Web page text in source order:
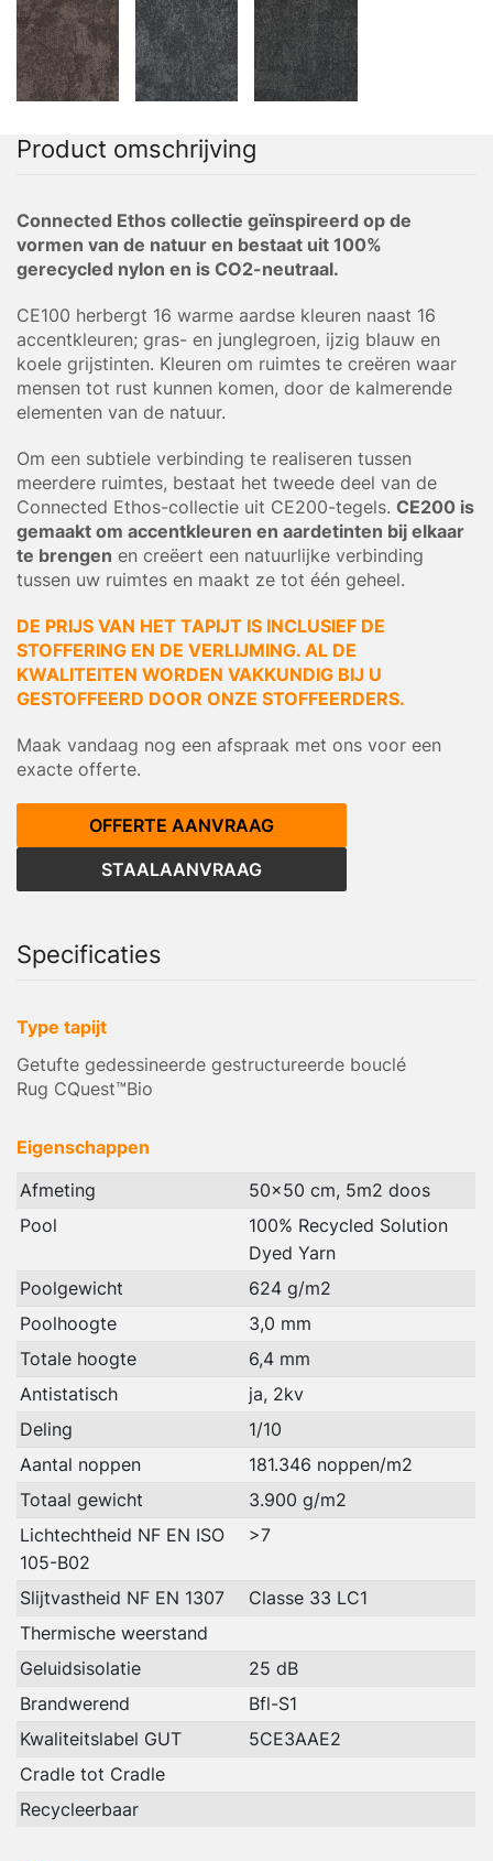
Product omschrijving
Connected Ethos collectie geïnspireerd op de
vormen van de natuur en bestaat uit 100%
gerecycled nylon en is CO2-neutraal.
CE100 herbergt 16 warme aardse kleuren naast 16
accentkleuren; gras- en junglegroen, ijzig blauw en
koele grijstinten. Kleuren om ruimtes te creëren waar
mensen tot rust kunnen komen, door de kalmerende
elementen van de natuur.
Om een subtiele verbinding te realiseren tussen
meerdere ruimtes, bestaat het tweede deel van de
Connected Ethos-collectie uit CE200-tegels. CE200 is
gemaakt om accentkleuren en aardetinten bij elkaar
te brengen en creëert een natuurlijke verbinding
tussen uw ruimtes en maakt ze tot één geheel.
DE PRIJS VAN HET TAPIJT IS INCLUSIEF DE
STOFFERING EN DE VERLIJMING. AL DE
KWALITEITEN WORDEN VAKKUNDIG BIJ U
GESTOFFEERD DOOR ONZE STOFFEERDERS.
Maak vandaag nog een afspraak met ons voor een
exacte offerte.
OFFERTE AANVRAAG
STAALAANVRAAG
Specificaties
Type tapijt
Getufte gedessineerde gestructureerde bouclé
Rug CQuest™Bio
Eigenschappen
Afmeting
50x50 cm, 5m2 doos
Pool
100% Recycled Solution
Dyed Yarn
Poolgewicht
624 g/m2
Poolhoogte
3,0 mm
Totale hoogte
6,4 mm
Antistatisch
ja, 2kv
Deling
1/10
Aantal noppen
181.346 noppen/m2
Totaal gewicht
3.900 g/m2
Lichtechtheid NF EN ISO
105-B02
>7
Slijtvastheid NF EN 1307
Classe 33 LC1
Thermische weerstand
Geluidsisolatie
25 dB
Brandwerend
Bfl-S1
Kwaliteitslabel GUT
5CE3AAE2
Cradle tot Cradle
Recycleerbaar